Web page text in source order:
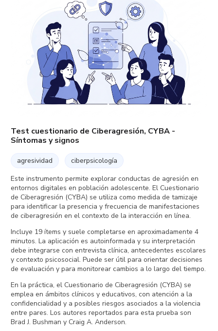
Test cuestionario de Ciberagresión, CYBA -
Síntomas y signos
agresividad
ciberpsicología
Este instrumento permite explorar conductas de agresión en
entornos digitales en población adolescente. El Cuestionario
de Ciberagresión (CYBA) se utiliza como medida de tamizaje
para identificar la presencia y frecuencia de manifestaciones
de ciberagresión en el contexto de la interacción en línea.
Incluye 19 ítems y suele completarse en aproximadamente 4
minutos. La aplicación es autoinformada y su interpretación
debe integrarse con entrevista clínica, antecedentes escolares
y contexto psicosocial. Puede ser útil para orientar decisiones
de evaluación y para monitorear cambios a lo largo del tiempo.
En la práctica, el Cuestionario de Ciberagresión (CYBA) se
emplea en ámbitos clínicos y educativos, con atención a la
confidencialidad y a posibles riesgos asociados a la violencia
entre pares. Los autores reportados para esta prueba son
Brad J. Bushman y Craig A. Anderson.